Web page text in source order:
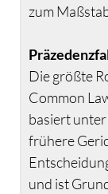
zum
Die größte
Common
basiert
frühere
und ist